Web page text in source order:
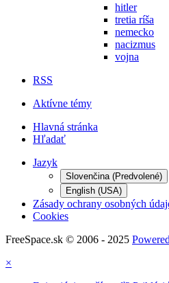
hitler
tretia ríša
nemecko
nacizmus
vojna
RSS
Aktívne témy
Hlavná stránka
Hľadať
Jazyk
Slovenčina (Predvolené)
English (USA)
Zásady ochrany osobných
Cookies
FreeSpace.sk © 2006 - 2025
×